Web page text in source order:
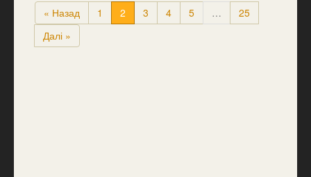
« Назад 1 2 3 4 5 …
25
Далі »